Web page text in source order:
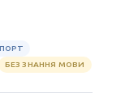
БЕЗ ЗНАННЯ МОВИ